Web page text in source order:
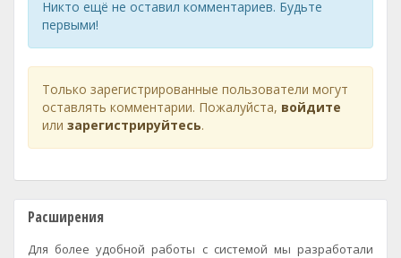
Никто ещё не оставил комментариев. Будьте
первыми!
Только зарегистрированные пользователи могут
оставлять комментарии. Пожалуйста, войдите
или зарегистрируйтесь.
Расширения
Для более удобной работы с системой мы разработали